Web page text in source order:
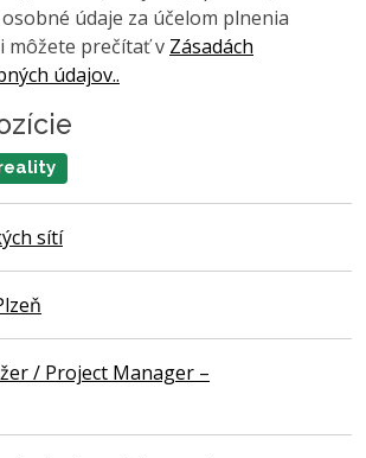
údaje za účelom plnenia
môžete prečítať v Zásadách
údajov..
sítí
/ Project Manager –